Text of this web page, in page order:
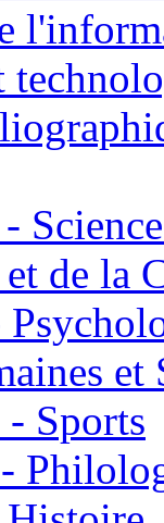
de la
et
Sports